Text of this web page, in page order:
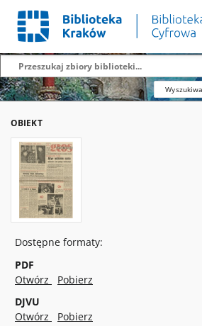
OBIEKT
Dostępne formaty:
PDF
Otwórz
Pobierz
DJVU
Otwórz
Pobierz